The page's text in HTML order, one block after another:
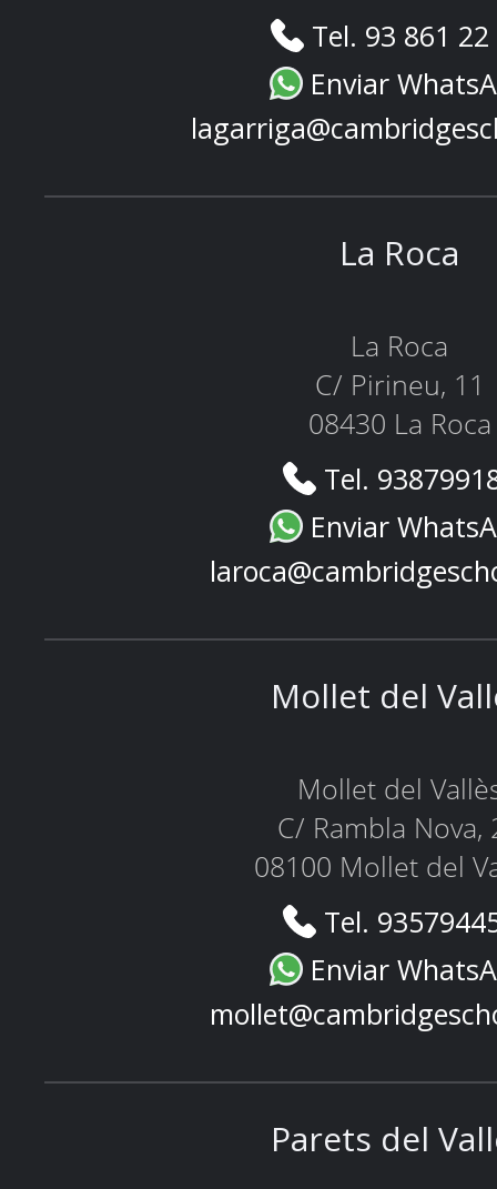
Tel. 93 861
Enviar
La Roca
La Roca
C/ Pirineu, 11
08430 La Roca
Tel.
Enviar
Mollet del
Mollet del
C/ Rambla Nova,
08100 Mollet del
Tel.
Enviar
Parets del